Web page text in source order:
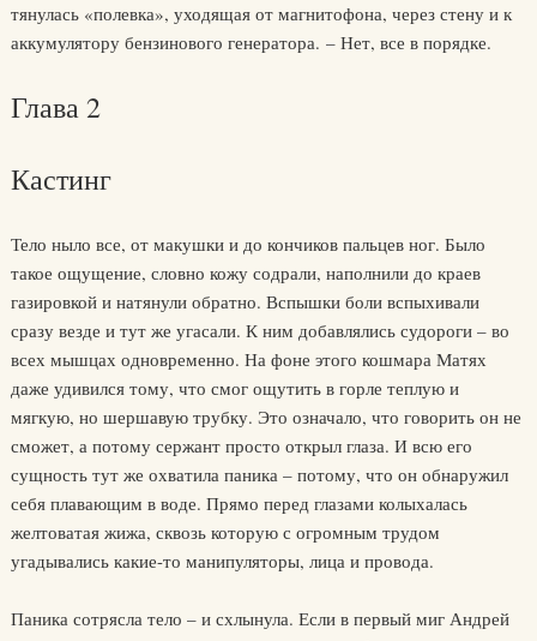
тянулась «полевка», уходящая от магнитофона, через стену и к
аккумулятору бензинового генератора. – Нет, все в порядке.
Глава 2
Кастинг
Тело ныло все, от макушки и до кончиков пальцев ног. Было
такое ощущение, словно кожу содрали, наполнили до краев
газировкой и натянули обратно. Вспышки боли вспыхивали
сразу везде и тут же угасали. К ним добавлялись судороги – во
всех мышцах одновременно. На фоне этого кошмара Матях
даже удивился тому, что смог ощутить в горле теплую и
мягкую, но шершавую трубку. Это означало, что говорить он не
сможет, а потому сержант просто открыл глаза. И всю его
сущность тут же охватила паника – потому, что он обнаружил
себя плавающим в воде. Прямо перед глазами колыхалась
желтоватая жижа, сквозь которую с огромным трудом
угадывались какие-то манипуляторы, лица и провода.
Паника сотрясла тело – и схлынула. Если в первый миг Андрей